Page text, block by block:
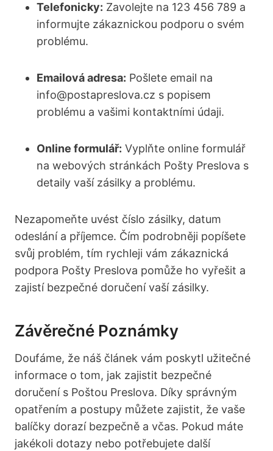
Telefonicky: Zavolejte na 123 456 789 a
informujte zákaznickou podporu o svém
problému.
Emailová adresa: Pošlete email na
info@postapreslova.cz s popisem
problému a vašimi kontaktními údaji.
Online formulář: Vyplňte online formulář
na webových stránkách Pošty Preslova s
detaily vaší zásilky a problému.
Nezapomeňte uvést číslo zásilky, datum
odeslání a příjemce. Čím podrobněji popíšete
svůj problém, tím rychleji vám zákaznická
podpora Pošty Preslova pomůže ho vyřešit a
zajistí bezpečné doručení vaší zásilky.
Závěrečné Poznámky
Doufáme, že náš článek vám poskytl užitečné
informace o tom, jak zajistit bezpečné
doručení s Poštou Preslova. Díky správným
opatřením a postupy můžete zajistit, že vaše
balíčky dorazí bezpečně a včas. Pokud máte
jakékoli dotazy nebo potřebujete další